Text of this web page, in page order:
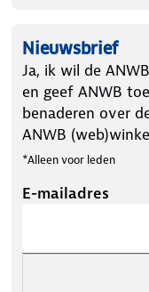
Nieuwsbrief
Ja, ik wil de
en geef ANWB
benaderen over
ANWB
*Alleen voor leden
E-mailadres